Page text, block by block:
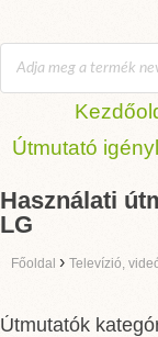
Útmutató
Használati
LG
Főoldal › Televízió,
Útmutatók